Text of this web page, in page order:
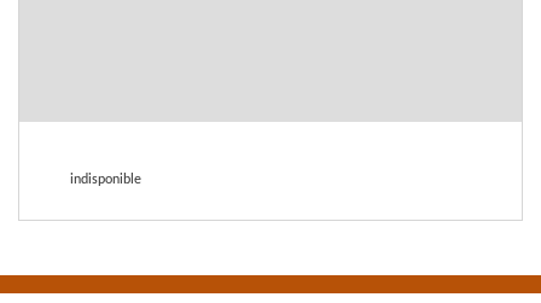
indisponible